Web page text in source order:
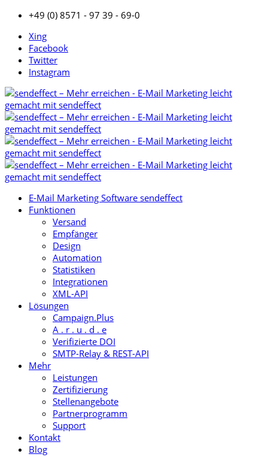
+49 (0) 8571 - 97 39 - 69-0
Xing
Facebook
Twitter
Instagram
E-Mail Marketing Software sendeffect
Funktionen
Versand
Empfänger
Design
Automation
Statistiken
Integrationen
XML-API
Lösungen
Campaign.Plus
A . r . u . d . e
Verifizierte DOI
SMTP-Relay & REST-API
Mehr
Leistungen
Zertifizierung
Stellenangebote
Partnerprogramm
Support
Kontakt
Blog